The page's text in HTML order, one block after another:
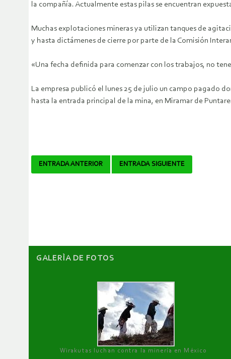
la compañía. Actualmente estas pilas se encuentran
Muchas explotaciones mineras ya utilizan tanques de
y hasta dictámenes de cierre por parte de la Comisión
«Una fecha definida para comenzar con los trabajos, no
La empresa publicó el lunes 25 de julio un campo pagado
hasta la entrada principal de la mina, en Miramar de
Navegador
ENTRADA ANTERIOR ENTRADA SIGUIENTE
GALERÌA DE FOTOS
Wirakutas luchan contra la minería en México